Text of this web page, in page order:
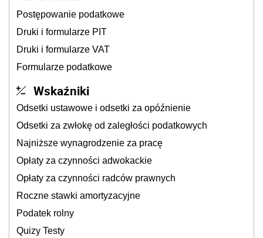
Postępowanie podatkowe
Druki i formularze PIT
Druki i formularze VAT
Formularze podatkowe
Wskaźniki
Odsetki ustawowe i odsetki za opóźnienie
Odsetki za zwłokę od zaległości podatkowych
Najniższe wynagrodzenie za pracę
Opłaty za czynności adwokackie
Opłaty za czynności radców prawnych
Roczne stawki amortyzacyjne
Podatek rolny
Quizy Testy